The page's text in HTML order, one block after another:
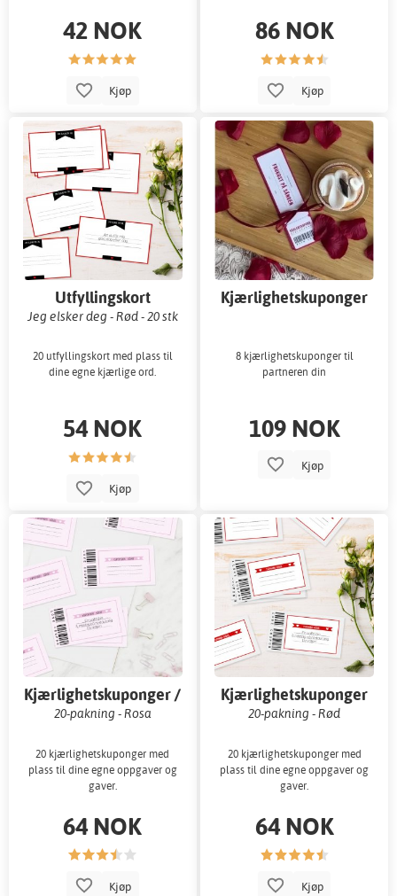
42 NOK
Kjøp
86 NOK
Kjøp
Utfyllingskort
Jeg elsker deg - Rød - 20 stk
20 utfyllingskort med plass til
dine egne kjærlige ord.
54 NOK
Kjøp
Kjærlighetskuponger
8 kjærlighetskuponger til
partneren din
109 NOK
Kjøp
Kjærlighetskuponger /
Kjærlighetskuponger
20-pakning - Rosa
20 kjærlighetskuponger med
plass til dine egne oppgaver og
gaver.
64 NOK
Kjøp
Kjærlighetskuponger
20-pakning - Rød
20 kjærlighetskuponger med
plass til dine egne oppgaver og
gaver.
64 NOK
Kjøp